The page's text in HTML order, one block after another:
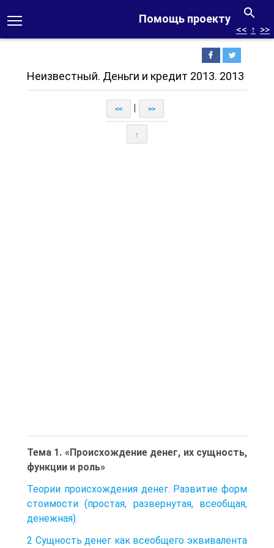
Помощь проекту
<< ↑ >>
Неизвестный. Деньги и кредит 2013. 2013
<< >>
↑
Тема 1. «Происхождение денег, их сущность,
функции и роль»
Теории происхождения денег. Развитие форм
стоимости (простая, развернутая, всеобщая,
денежная).
2 Сущность денег как всеобщего эквивалента